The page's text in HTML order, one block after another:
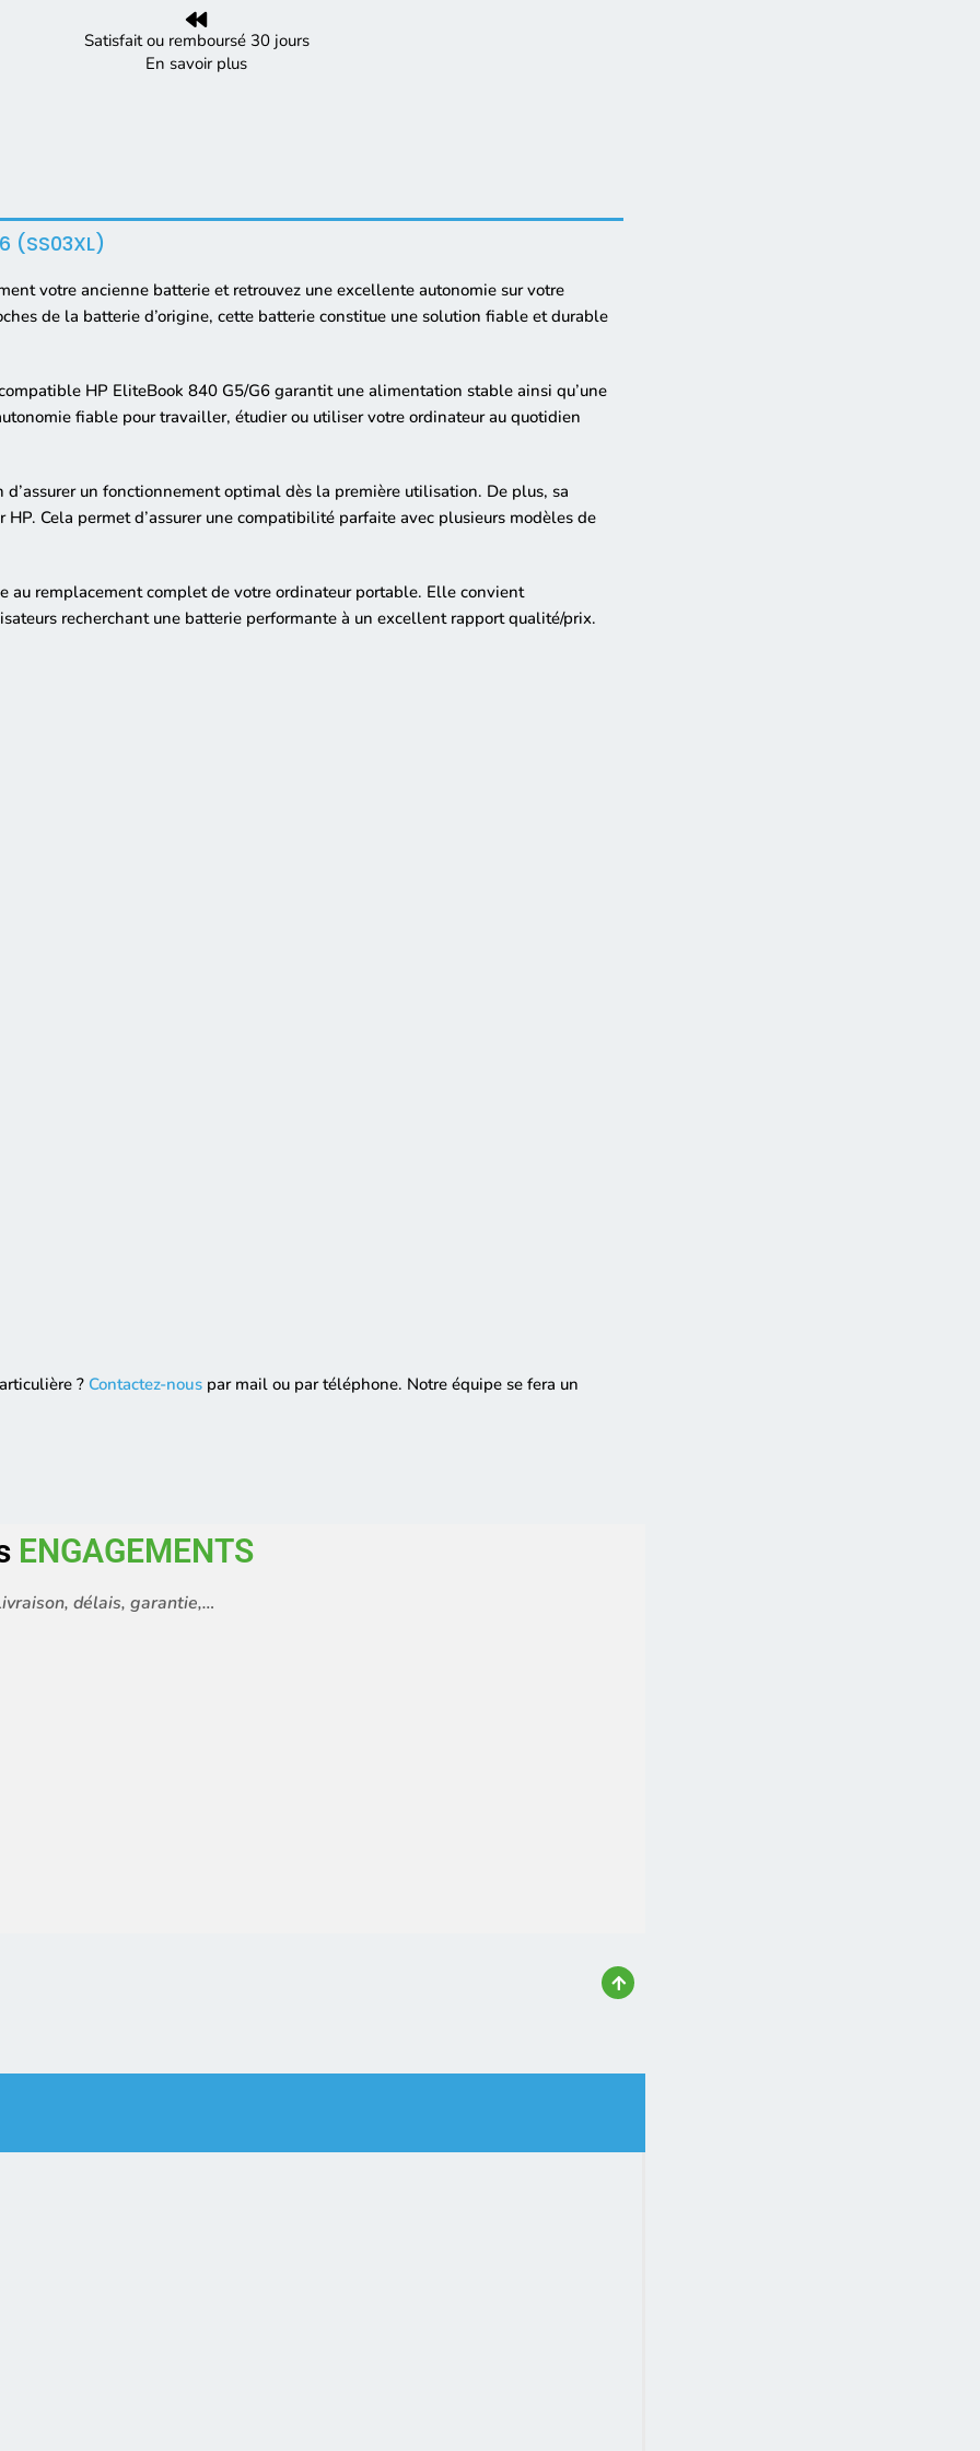
Satisfait ou remboursé 30 jours
En savoir plus
(SS03XL)
votre ancienne batterie et retrouvez une excellente autonomie sur votre
de la batterie d’origine, cette batterie constitue une solution fiable et durable
HP EliteBook 840 G5/G6 garantit une alimentation stable ainsi qu’une
fiable pour travailler, étudier ou utiliser votre ordinateur au quotidien
un fonctionnement optimal dès la première utilisation. De plus, sa
Cela permet d’assurer une compatibilité parfaite avec plusieurs modèles de
au remplacement complet de votre ordinateur portable. Elle convient
recherchant une batterie performante à un excellent rapport qualité/prix.
? Contactez-nous par mail ou par téléphone. Notre équipe se fera un
ENGAGEMENTS
délais, garantie,…